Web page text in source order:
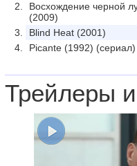
Восхождение черной
(2009)
Blind Heat (2001)
Picante (1992) (сериал)
Трейлеры